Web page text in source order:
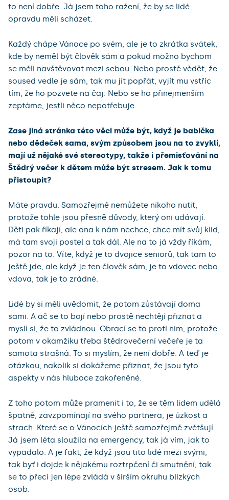
to není dobře. Já jsem toho ražení, že by se lidé
opravdu měli scházet.
Každý chápe Vánoce po svém, ale je to zkrátka svátek,
kde by neměl být člověk sám a pokud možno bychom
se měli navštěvovat mezi sebou. Nebo prostě vědět, že
soused vedle je sám, tak mu jít popřát, vyjít mu vstříc
tím, že ho pozvete na čaj. Nebo se ho přinejmenším
zeptáme, jestli něco nepotřebuje.
Zase jiná stránka této věci může být, když je babička
nebo dědeček sama, svým způsobem jsou na to zvyklí,
mají už nějaké své stereotypy, takže i přemisťování na
Štědrý večer k dětem může být stresem. Jak k tomu
přistoupit?
Máte pravdu. Samozřejmě nemůžete nikoho nutit,
protože tohle jsou přesně důvody, který oni udávají.
Děti pak říkají, ale ona k nám nechce, chce mít svůj klid,
má tam svoji postel a tak dál. Ale na to já vždy říkám,
pozor na to. Víte, když je to dvojice seniorů, tak tam to
ještě jde, ale když je ten člověk sám, je to vdovec nebo
vdova, tak je to zrádné.
Lidé by si měli uvědomit, že potom zůstávají doma
sami. A ač se to bojí nebo prostě nechtějí přiznat a
myslí si, že to zvládnou. Obrací se to proti nim, protože
potom v okamžiku třeba štědrovečerní večeře je ta
samota strašná. To si myslím, že není dobře. A teď je
otázkou, nakolik si dokážeme přiznat, že jsou tyto
aspekty v nás hluboce zakořeněné.
Z toho potom může pramenit i to, že se těm lidem udělá
špatně, zavzpomínají na svého partnera, je úzkost a
strach. Které se o Vánocích ještě samozřejmě zvětšují.
Já jsem léta sloužila na emergency, tak já vím, jak to
vypadalo. A je fakt, že když jsou tito lidé mezi svými,
tak byť i dojde k nějakému roztrpčení či smutnění, tak
se to přeci jen lépe zvládá v širším okruhu blízkých
osob.